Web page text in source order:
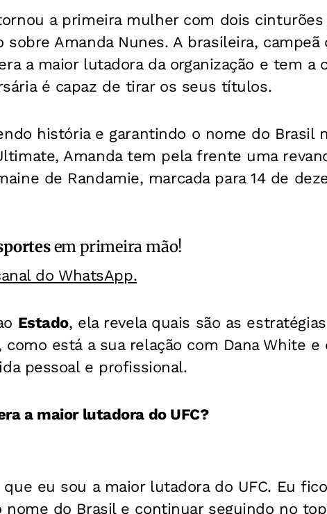
a primeira mulher com dois cinturões
sobre Amanda Nunes. A brasileira, campeã
a maior lutadora da organização e tem a
é capaz de tirar os seus títulos.
história e garantindo o nome do Brasil
Amanda tem pela frente uma
de Randamie, marcada para 14 de
em primeira mão!
do WhatsApp.
Estado, ela revela quais são as
está a sua relação com Dana White
pessoal e profissional.
a maior lutadora do UFC?
que eu sou a maior lutadora do UFC. Eu
nome do Brasil e continuar seguindo no